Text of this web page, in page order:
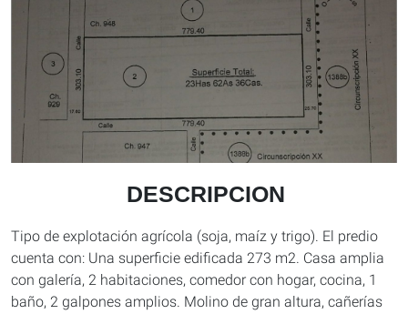
DESCRIPCION
Tipo de explotación agrícola (soja, maíz y trigo). El predio
cuenta con: Una superficie edificada 273 m2. Casa amplia
con galería, 2 habitaciones, comedor con hogar, cocina, 1
baño, 2 galpones amplios. Molino de gran altura, cañerías